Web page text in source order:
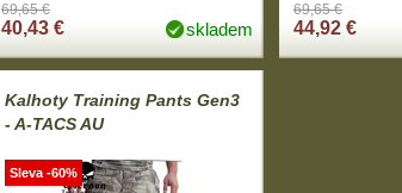
69,65 €
40,43 € skladem
69,65 €
44,92 €
Kalhoty Training Pants Gen3
- A-TACS AU
Sleva -60%